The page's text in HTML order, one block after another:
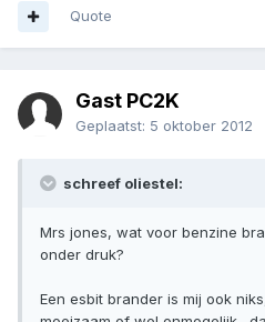
Quote
Gast PC2K
Geplaatst: 5 oktober 2012
schreef oliestel:
Mrs jones, wat voor benzine
onder druk?
Een esbit brander is mij ook